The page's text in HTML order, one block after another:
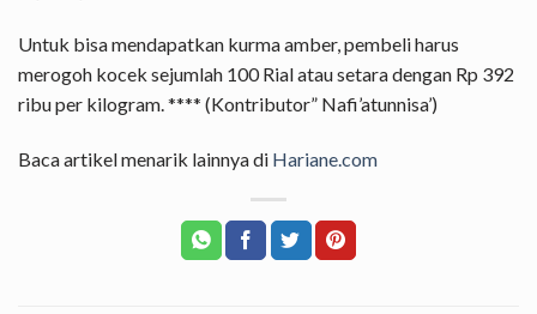
Untuk bisa mendapatkan kurma amber, pembeli harus
merogoh kocek sejumlah 100 Rial atau setara dengan Rp 392
ribu per kilogram. **** (Kontributor” Nafi’atunnisa’)
Baca artikel menarik lainnya di Hariane.com